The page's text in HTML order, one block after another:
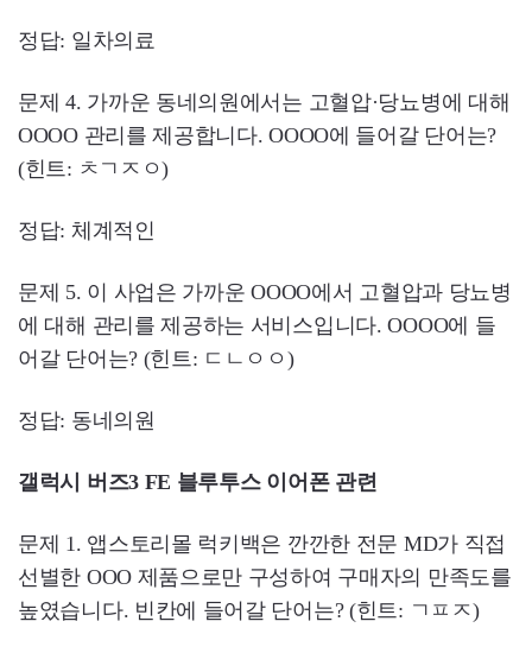
정답: 일차의료
문제 4. 가까운 동네의원에서는 고혈압·당뇨병에 대해
OOOO 관리를 제공합니다. OOOO에 들어갈 단어는?
(힌트: ㅊㄱㅈㅇ)
정답: 체계적인
문제 5. 이 사업은 가까운 OOOO에서 고혈압과 당뇨병
에 대해 관리를 제공하는 서비스입니다. OOOO에 들
어갈 단어는? (힌트: ㄷㄴㅇㅇ)
정답: 동네의원
갤럭시 버즈3 FE 블루투스 이어폰 관련
문제 1. 앱스토리몰 럭키백은 깐깐한 전문 MD가 직접
선별한 OOO 제품으로만 구성하여 구매자의 만족도를
높였습니다. 빈칸에 들어갈 단어는? (힌트: ㄱㅍㅈ)